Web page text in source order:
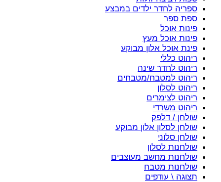
ספריה לחדר ילדים במבצע
ספת ספר
פינות אוכל
פינות אוכל מעץ
פינת אוכל אלון מבוקע
ריהוט כללי
ריהוט לחדר שינה
ריהוט למטבח/מטבחים
ריהוט לסלון
ריהוט לצימרים
ריהוט משרדי
שולחן / דלפק
שולחן לסלון אלון מבוקע
שולחן סלוני
שולחנות לסלון
שולחנות מחשב מעוצבים
שולחנות מטבח
תצוגה \ עודפים